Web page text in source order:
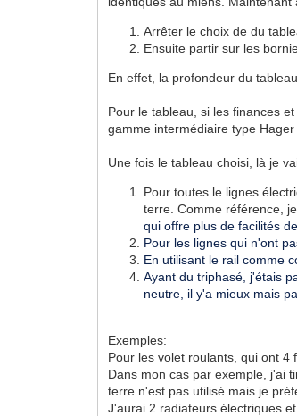
Arrêter le choix de du
Ensuite partir sur les
En effet, la profondeur du
Pour le tableau, si les finances
gamme intermédiaire type
Une fois le tableau choisi, là je
Pour toutes le lignes
terre. Comme référence,
qui offre plus de facilités
Pour les lignes qui n'ont
En utilisant le rail comme
Ayant du triphasé, j'étais
neutre, il y'a mieux mais
Exemples:
Pour les volet roulants, qui ont 4
Dans mon cas par exemple, j'ai
terre n'est pas utilisé mais je
J'aurai 2 radiateurs électriques